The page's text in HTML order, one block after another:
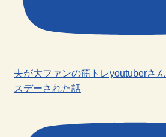
夫が大ファンの筋トレyoutuberさ
スデーされた話